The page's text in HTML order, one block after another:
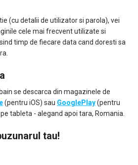
(cu detalii de utilizator si parola), vei
cele mai frecvent utilizate si
timp de fiecare data cand doresti sa
se descarca din magazinele de
(pentru iOS) sau GooglePlay(pentru
tableta - alegand apoi tara, Romania.
tau!